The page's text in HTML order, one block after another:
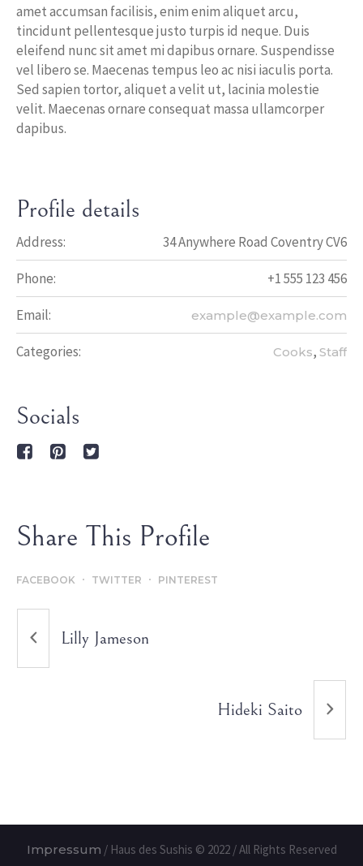
amet accumsan facilisis, enim enim aliquet arcu,
tincidunt pellentesque justo turpis id neque. Duis
eleifend nunc sit amet mi dapibus ornare. Suspendisse
vel libero se. Maecenas tempus leo ac nisi iaculis porta.
Sed sapien tortor, aliquet a velit ut, lacinia molestie
velit. Maecenas ornare consequat massa ullamcorper
dapibus.
Profile details
Address: 34 Anywhere Road Coventry CV6
Phone: +1 555 123 456
Email: example@example.com
Categories: Cooks, Staff
Socials
Share This Profile
FACEBOOK TWITTER PINTEREST
Lilly Jameson
Hideki Saito
Impressum / Haus des Sushis © 2022 / All Rights Reserved